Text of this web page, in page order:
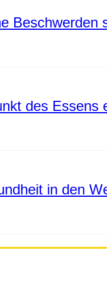
Beschwerden
des Essens
in den